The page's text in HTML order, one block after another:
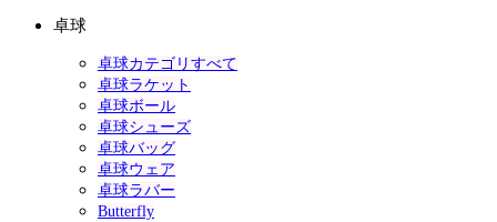
卓球
卓球カテゴリすべて
卓球ラケット
卓球ボール
卓球シューズ
卓球バッグ
卓球ウェア
卓球ラバー
Butterfly